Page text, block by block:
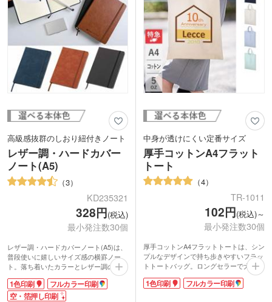
高級感抜群のしおり紐付きノート
レザー調・ハードカバー
ノート(A5)
3
KD235321
328円(税込)
最小発注数30個
レザー調・ハードカバーノート(A5)は、
普段使いに嬉しいサイズ感の横罫ノー
ト。落ち着いたカラーとレザー調のカバ
ーで、お手頃価格ながらも高級感抜群で
す。表紙を抑えてくれるゴムバンドや、
目的のページが開きやすいしおり紐付
1色印刷
フルカラー印刷
空・箔押し印刷
中身が透けにくい定番サイズ
厚手コットンA4フラット
トート
4
TR-1011
102円(税込)～
最小発注数30個
厚手コットンA4フラットトートは、シン
プルなデザインで持ち歩きやすいフラッ
トトートバッグ。ロングセラーで大人気
のコットンシリーズに、生地の目が詰ま
った5オンスの厚手コットンが仲間入り
1色印刷 フルカラー印刷